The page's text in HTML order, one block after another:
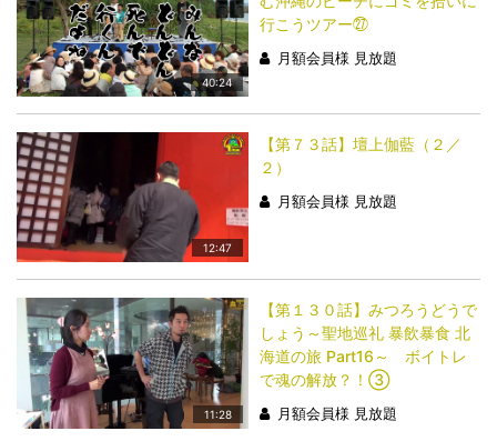
40:24
行こうツアー㉗
月額会員様 見放題
12:47
【第７３話】壇上伽藍（２／
２）
月額会員様 見放題
11:28
【第１３０話】みつろうどうで
しょう～聖地巡礼 暴飲暴食 北
海道の旅 Part16～ ボイトレ
で魂の解放？！③
月額会員様 見放題